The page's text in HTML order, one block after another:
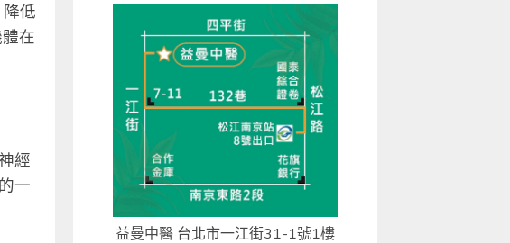
低
在
經
一
益曼中醫 台北市一江街31-1號1樓